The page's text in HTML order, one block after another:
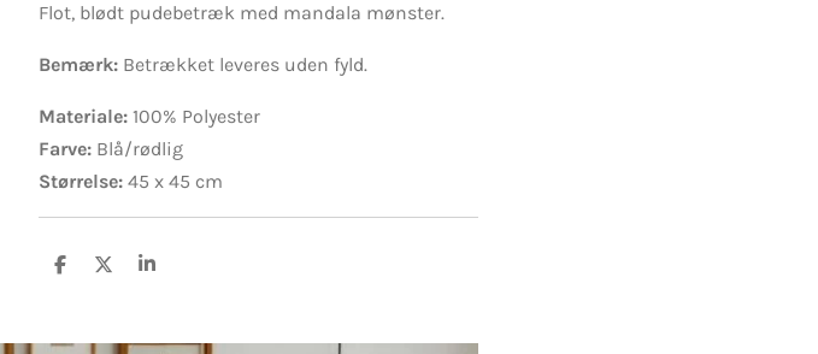
Flot, blødt pudebetræk med mandala mønster.
Bemærk: Betrækket leveres uden fyld.
Materiale: 100% Polyester
Farve: Blå/rødlig
Størrelse: 45 x 45 cm
D
D
D